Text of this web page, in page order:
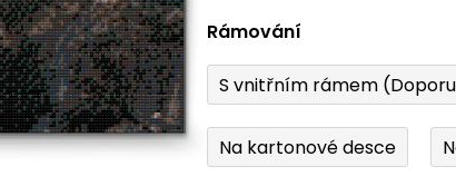
Rámování
S vnitřním rámem
Na kartonové desce